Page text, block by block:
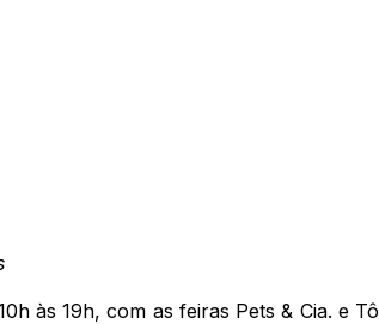
às 19h, com as feiras Pets & Cia. e Tô